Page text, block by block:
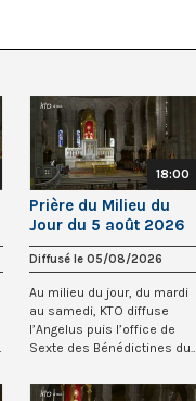
18:00
Prière du Milieu du
Jour du 5 août 2026
au Sacré-Coeur de
Montmartre
Diffusé le 05/08/2026
Au milieu du jour, du mardi
au samedi, KTO diffuse
l’Angelus puis l’office de
Sexte des Bénédictines du